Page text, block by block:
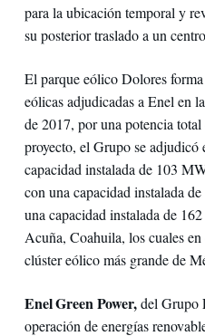
para la ubicación temporal y
su posterior traslado a un
El parque eólico Dolores
eólicas adjudicadas a Enel en
de 2017, por una potencia
proyecto, el Grupo se
capacidad instalada de 103
con una capacidad instalada
una capacidad instalada de
Acuña, Coahuila, los cuales
clúster eólico más grande de
Enel Green Power,del Grupo
operación de energías